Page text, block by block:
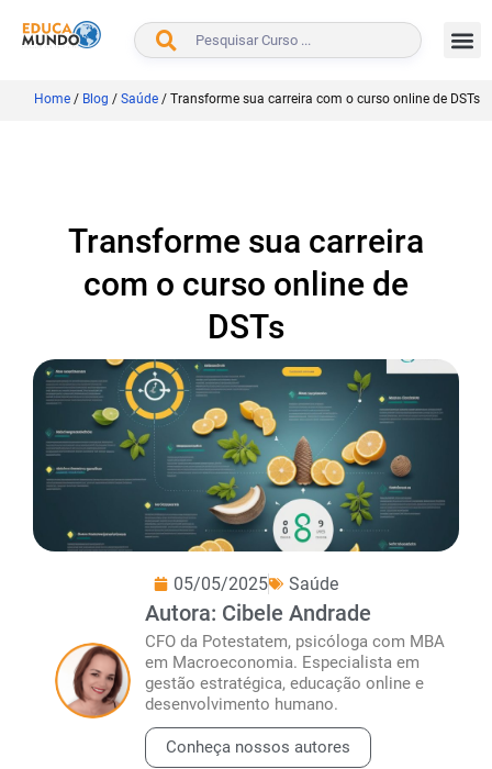
BUSCAR
Home / Blog / Saúde / Transforme sua carreira com o curso online de DSTs
Transforme sua carreira
com o curso online de
DSTs
05/05/2025 Saúde
Autora: Cibele Andrade
CFO da Potestatem, psicóloga com MBA
em Macroeconomia. Especialista em
gestão estratégica, educação online e
desenvolvimento humano.
Conheça nossos autores